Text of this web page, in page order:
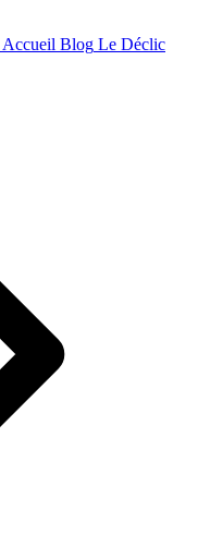
Accueil Blog Le Déclic